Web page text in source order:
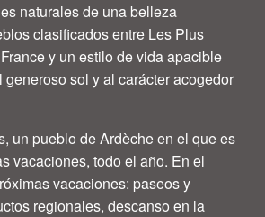
naturales de una belleza
clasificados entre Les Plus
y un estilo de vida apacible
sol y al carácter acogedor
un pueblo de Ardèche en el que es
vacaciones, todo el año. En el
vacaciones: paseos y
regionales, descanso en la